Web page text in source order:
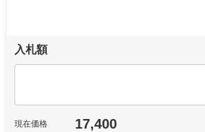
入札額
現在価格 17,400